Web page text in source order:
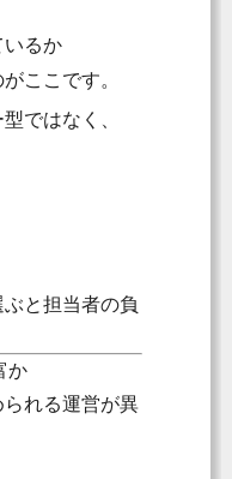
いるか
ここです。
ではなく、
と担当者の負
か
れる運営が異